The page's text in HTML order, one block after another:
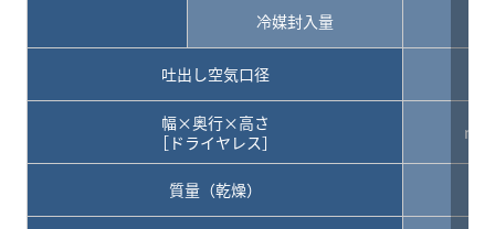
冷媒封入量
吐出し空気口径
幅×奥行×高さ
［ドライヤレス］
mm
質量（乾燥）